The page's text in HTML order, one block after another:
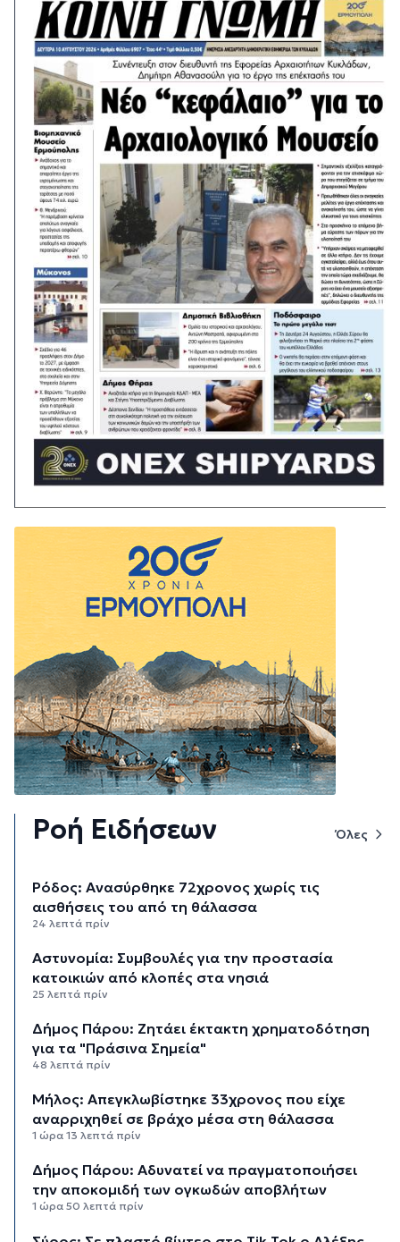
Ροή Ειδήσεων Όλες
Ρόδος: Ανασύρθηκε 72χρονος χωρίς τις
αισθήσεις του από τη θάλασσα
24 λεπτά πρίν
Αστυνομία: Συμβουλές για την προστασία
κατοικιών από κλοπές στα νησιά
25 λεπτά πρίν
Δήμος Πάρου: Ζητάει έκτακτη χρηματοδότηση
για τα "Πράσινα Σημεία"
48 λεπτά πρίν
Μήλος: Απεγκλωβίστηκε 33χρονος που είχε
αναρριχηθεί σε βράχο μέσα στη θάλασσα
1 ώρα 13 λεπτά πρίν
Δήμος Πάρου: Αδυνατεί να πραγματοποιήσει
την αποκομιδή των ογκωδών αποβλήτων
1 ώρα 50 λεπτά πρίν